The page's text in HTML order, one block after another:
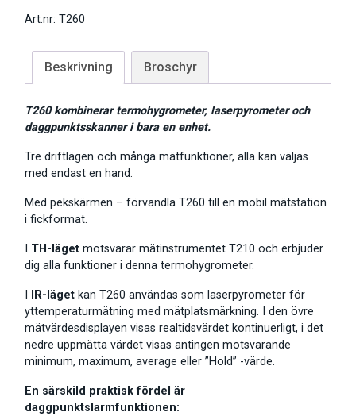
Art.nr: T260
Beskrivning Broschyr
T260 kombinerar termohygrometer, laserpyrometer och
daggpunktsskanner i bara en enhet.
Tre driftlägen och många mätfunktioner, alla kan väljas
med endast en hand.
Med pekskärmen – förvandla T260 till en mobil mätstation
i fickformat.
TH-läget motsvarar mätinstrumentet T210 och erbjuder
dig alla funktioner i denna termohygrometer.
IR-läget kan T260 användas som laserpyrometer för
yttemperaturmätning med mätplatsmärkning. I den övre
mätvärdesdisplayen visas realtidsvärdet kontinuerligt, i det
nedre uppmätta värdet visas antingen motsvarande
minimum, maximum, average eller ”Hold” -värde.
En särskild praktisk fördel är
daggpunktslarmfunktionen: